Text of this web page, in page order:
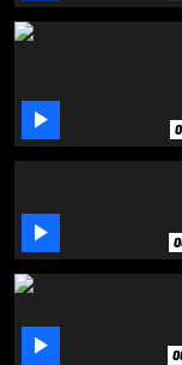


